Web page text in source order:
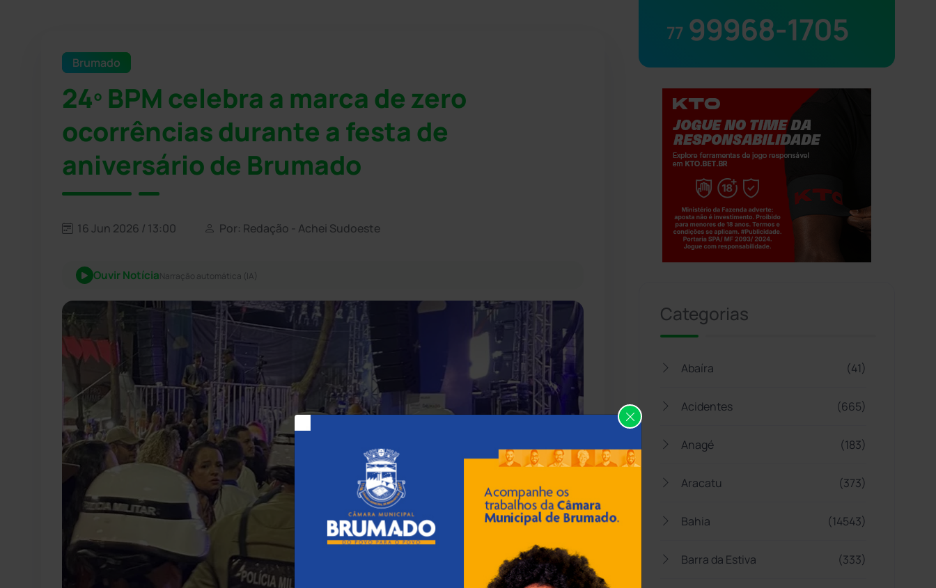
Brumado
24º BPM celebra a marca de zero
ocorrências durante a festa de
aniversário de Brumado
16 Jun 2026 / 13:00 Por: Redação - Achei Sudoeste
Ouvir NotíciaNarração automática (IA)
77 99968-1705
Categorias
Abaíra (41)
Acidentes (665)
Anagé (183)
Aracatu (373)
Bahia (14543)
Barra da Estiva (333)